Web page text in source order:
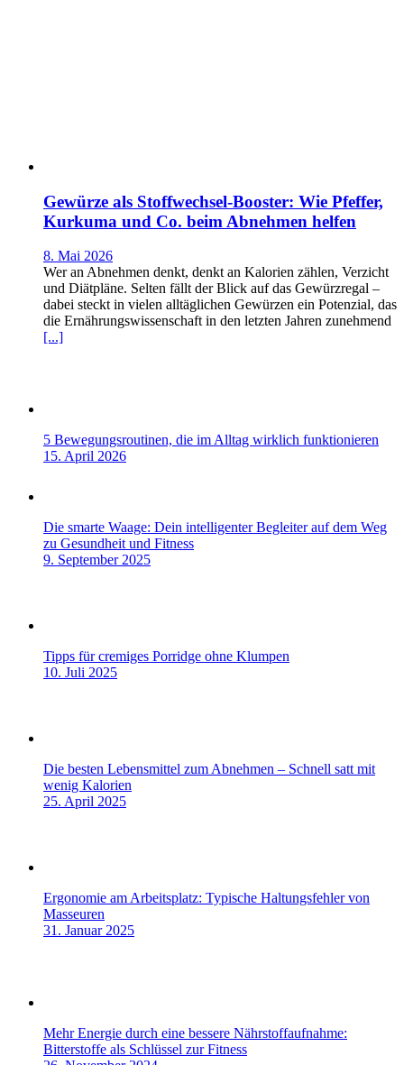
Gewürze als Stoffwechsel-Booster: Wie Pfeffer,
Kurkuma und Co. beim Abnehmen helfen
8. Mai 2026
Wer an Abnehmen denkt, denkt an Kalorien zählen, Verzicht
und Diätpläne. Selten fällt der Blick auf das Gewürzregal –
dabei steckt in vielen alltäglichen Gewürzen ein Potenzial, das
die Ernährungswissenschaft in den letzten Jahren zunehmend
[...]
5 Bewegungsroutinen, die im Alltag wirklich funktionieren
15. April 2026
Die smarte Waage: Dein intelligenter Begleiter auf dem Weg
zu Gesundheit und Fitness
9. September 2025
Tipps für cremiges Porridge ohne Klumpen
10. Juli 2025
Die besten Lebensmittel zum Abnehmen – Schnell satt mit
wenig Kalorien
25. April 2025
Ergonomie am Arbeitsplatz: Typische Haltungsfehler von
Masseuren
31. Januar 2025
Mehr Energie durch eine bessere Nährstoffaufnahme:
Bitterstoffe als Schlüssel zur Fitness